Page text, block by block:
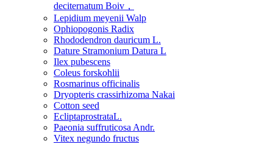
deciternatum Boiv，
Lepidium meyenii Walp
Ophiopogonis Radix
Rhododendron dauricum L.
Dature Stramonium Datura L
Ilex pubescens
Coleus forskohlii
Rosmarinus officinalis
Dryopteris crassirhizoma Nakai
Cotton seed
EcliptaprostrataL.
Paeonia suffruticosa Andr.
Vitex negundo fructus